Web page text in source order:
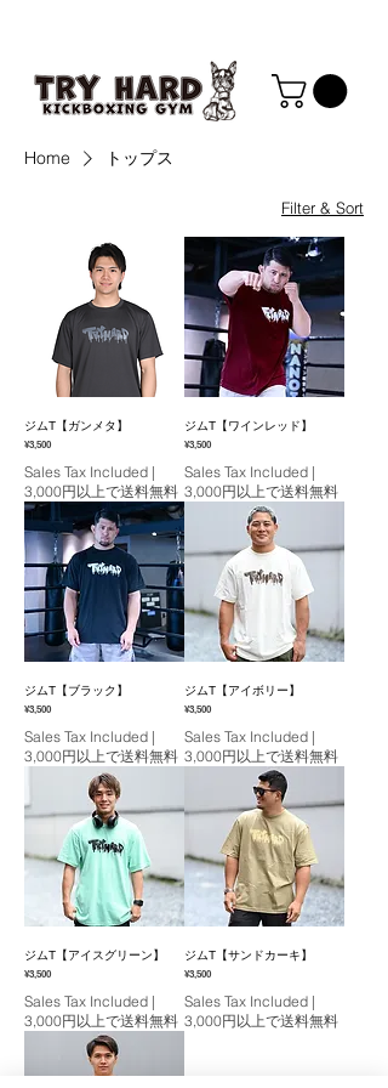
Home トップス
Filter & Sort
ジムT【ガンメタ】
Price
¥3,500
Sales Tax Included |
3,000円以上で送料無料
ジムT【ワインレッド】
Price
¥3,500
Sales Tax Included |
3,000円以上で送料無料
ジムT【ブラック】
Price
¥3,500
Sales Tax Included |
3,000円以上で送料無料
ジムT【アイボリー】
Price
¥3,500
Sales Tax Included |
3,000円以上で送料無料
ジムT【アイスグリーン】
Price
¥3,500
Sales Tax Included |
3,000円以上で送料無料
ジムT【サンドカーキ】
Price
¥3,500
Sales Tax Included |
3,000円以上で送料無料